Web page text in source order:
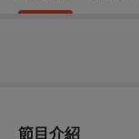
節目介紹